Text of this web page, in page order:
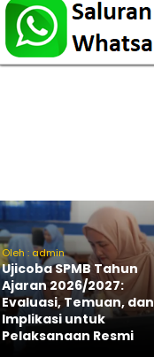
Oleh : admin
Ujicoba SPMB Tahun
Ajaran 2026/2027:
Evaluasi, Temuan, dan
Implikasi untuk
Pelaksanaan Resmi